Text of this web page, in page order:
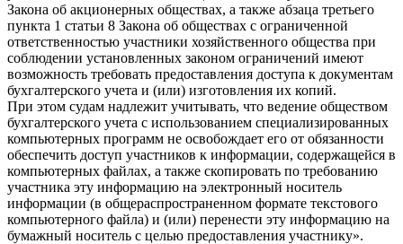
Закона об акционерных обществах, а также абзаца третьего
пункта 1 статьи 8 Закона об обществах с ограниченной
ответственностью участники хозяйственного общества при
соблюдении установленных законом ограничений имеют
возможность требовать предоставления доступа к документам
бухгалтерского учета и (или) изготовления их копий.
При этом судам надлежит учитывать, что ведение обществом
бухгалтерского учета с использованием специализированных
компьютерных программ не освобождает его от обязанности
обеспечить доступ участников к информации, содержащейся в
компьютерных файлах, а также скопировать по требованию
участника эту информацию на электронный носитель
информации (в общераспространенном формате текстового
компьютерного файла) и (или) перенести эту информацию на
бумажный носитель с целью предоставления участнику».